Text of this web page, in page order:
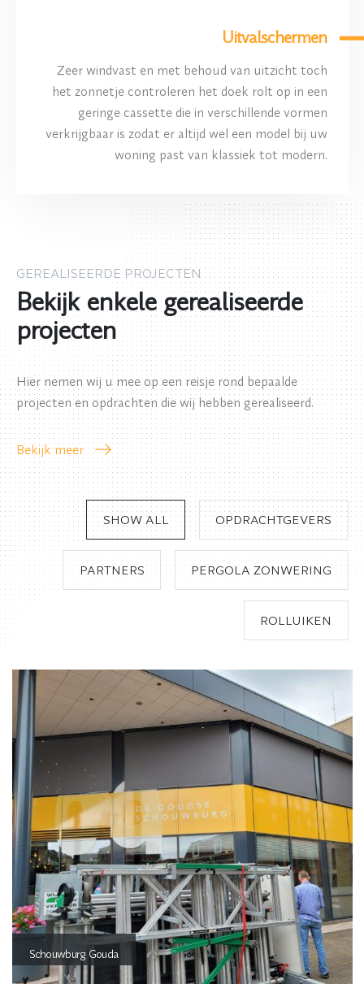
Uitvalschermen
Zeer windvast en met behoud van uitzicht toch
het zonnetje controleren het doek rolt op in een
geringe cassette die in verschillende vormen
verkrijgbaar is zodat er altijd wel een model bij uw
woning past van klassiek tot modern.
GEREALISEERDE PROJECTEN
Bekijk enkele gerealiseerde
projecten
Hier nemen wij u mee op een reisje rond bepaalde
projecten en opdrachten die wij hebben gerealiseerd.
Bekijk meer
SHOW ALL OPDRACHTGEVERS
PARTNERS PERGOLA ZONWERING
ROLLUIKEN
Schouwburg Gouda